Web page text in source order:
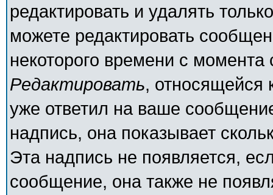
редактировать и удалять
можете редактировать
некоторого времени с
Редактировать, относящейся
уже ответил на ваше
надпись, она показывает
Эта надпись не появляется,
сообщение, она также не